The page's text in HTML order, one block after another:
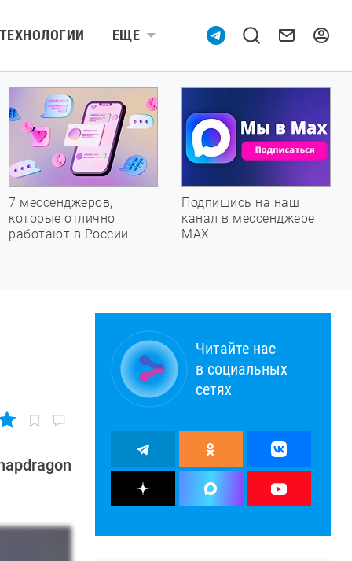
ТЕХНОЛОГИИ ЕЩЕ
7 мессенджеров,
которые отлично
работают в России
Подпишись на наш
канал в мессенджере
МАХ
Читайте нас
в социальных
сетях